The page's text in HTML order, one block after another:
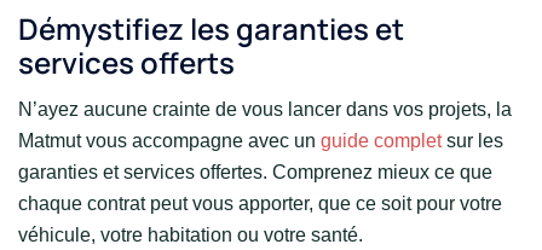
Démystifiez les garanties et
services offerts
N’ayez aucune crainte de vous lancer dans vos projets, la
Matmut vous accompagne avec un guide completsur les
garanties et services offertes. Comprenez mieux ce que
chaque contrat peut vous apporter, que ce soit pour votre
véhicule, votre habitation ou votre santé.